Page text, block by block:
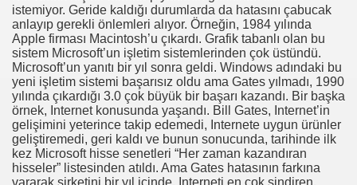
istemiyor. Geride kaldığı durumlarda da hatasını çabucak
anlayıp gerekli önlemleri alıyor. Örneğin, 1984 yılında
Apple firması Macintosh’u çıkardı. Grafik tabanlı olan bu
sistem Microsoft’un işletim sistemlerinden çok üstündü.
Microsoft’un yanıtı bir yıl sonra geldi. Windows adındaki bu
yeni işletim sistemi başarısız oldu ama Gates yılmadı, 1990
yılında çıkardığı 3.0 çok büyük bir başarı kazandı. Bir başka
örnek, Internet konusunda yaşandı. Bill Gates, Internet’in
gelişimini yeterince takip edemedi, Internete uygun ürünler
geliştiremedi, geri kaldı ve bunun sonucunda, tarihinde ilk
kez Microsoft hisse senetleri “Her zaman kazandıran
hisseler” listesinden atıldı. Ama Gates hatasının farkına
vararak şirketini bir yıl içinde, Interneti en çok sindiren,